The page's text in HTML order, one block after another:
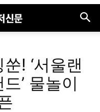
! ‘서울랜
’ 물놀이